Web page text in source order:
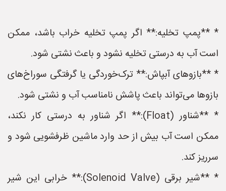
* **پمپ تخلیه:** اگر پمپ تخلیه خراب باشد، ممکن
است آب به درستی تخلیه نشود و باعث نشتی شود.
* **بازوهای آبپاش:** ترک‌خوردگی یا گرفتگی سوراخ‌های
بازوها می‌تواند باعث پاشش نامناسب آب و نشتی شود.
* **شناور (Float):** اگر شناور به درستی کار نکند،
ممکن است آب بیش از حد وارد ماشین ظرفشویی شود و
سرریز کند.
* **شیر برقی (Solenoid Valve):** خرابی این شیر